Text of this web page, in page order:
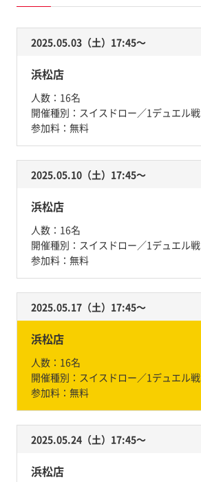
2025.05.03（土）17:45〜
浜松店
人数： 16名
開催種別： スイスドロー／1デュエル戦
参加料： 無料
2025.05.10（土）17:45〜
浜松店
人数： 16名
開催種別： スイスドロー／1デュエル戦
参加料： 無料
2025.05.17（土）17:45〜
浜松店
人数： 16名
開催種別： スイスドロー／1デュエル戦
参加料： 無料
2025.05.24（土）17:45〜
浜松店